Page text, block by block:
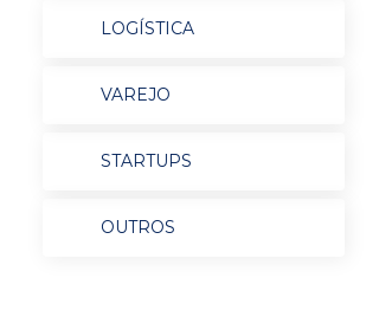
LOGÍSTICA
VAREJO
STARTUPS
OUTROS